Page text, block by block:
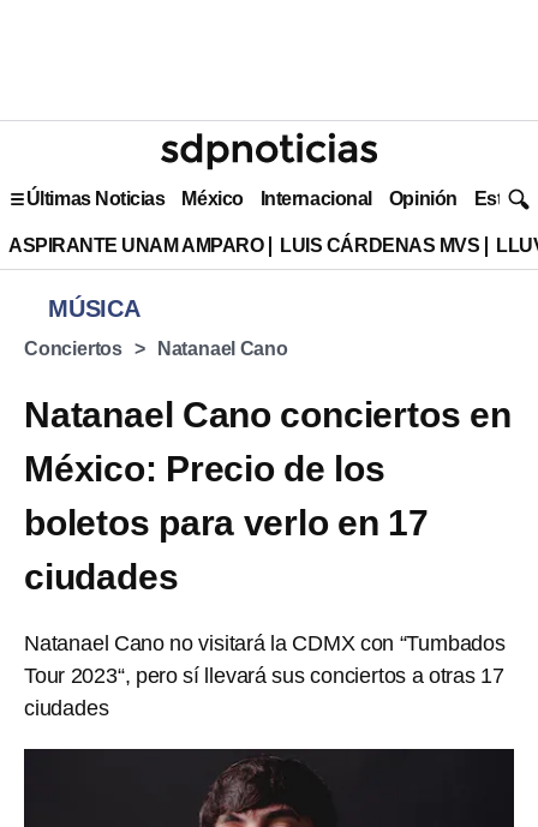
Últimas Noticias México Internacional Opinión Estilo
ASPIRANTE UNAM AMPARO LUIS CÁRDENAS MVS
MÚSICA
Conciertos Natanael Cano
Natanael Cano conciertos en
México: Precio de los
boletos para verlo en 17
ciudades
Natanael Cano no visitará la CDMX con “Tumbados
Tour 2023“, pero sí llevará sus conciertos a otras 17
ciudades